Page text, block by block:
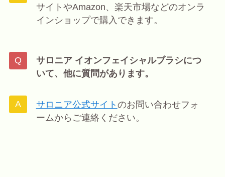
サイトやAmazon、楽天市場などのオンラ
インショップで購入できます。
サロニア イオンフェイシャルブラシにつ
いて、他に質問があります。
サロニア公式サイト のお問い合わせフォ
ームからご連絡ください。